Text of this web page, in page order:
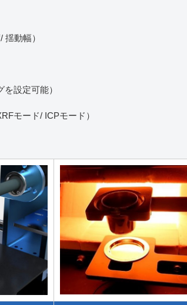
動幅）
設定可能）
モード/ ICPモード）